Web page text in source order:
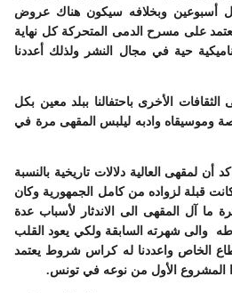
أسبوعين وبخلافه سيكون هناك عروض
على مسرح الدمى المتحركة كل نهاية
حية في مجال النشر ولذلك أعددنا
الأخرى باحتفالنا ببلد معين بكل
وموسيقاه وادبه ليلبس المقهى مرة في
لمقهى العالية دلالات تاريخية بالنسبة
قبلة لزواده من كامل الجمهورية وكان
ما آل المقهى الى الاندثار لأسباب عدة
والى شهرته السابقة ولكي يعود القلب
الخاص واعددنا له كراس شروط يعتمد
المشروع الأول من نوعه في تونس.